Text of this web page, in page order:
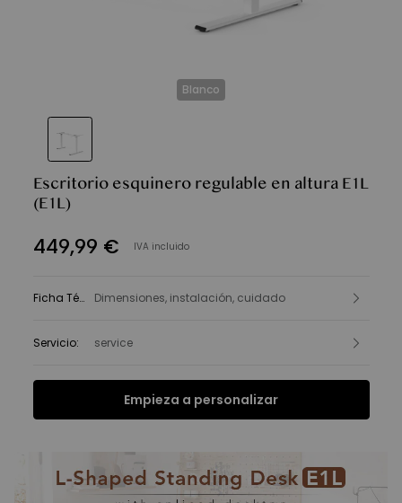
Blanco
Escritorio esquinero regulable en altura E1L
(E1L)
449,99 € IVA incluido
Ficha Técnica :
Dimensiones, instalación, cuidado
Servicio: service
Empieza a personalizar
Ficha Técnica